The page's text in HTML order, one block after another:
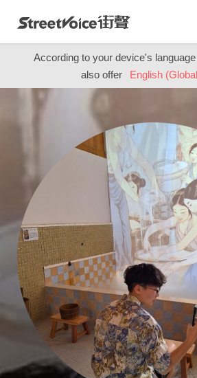
According to your device's
also offer
English